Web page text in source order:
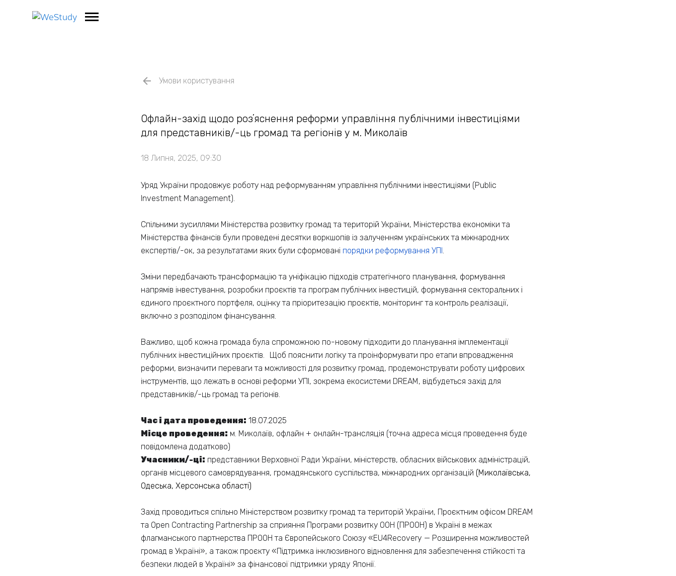
Умови користування
Офлайн-захід щодо розʼяснення реформи управління публічними інвестиціями
для представників/-ць громад та регіонів у м. Миколаїв
18 Липня, 2025, 09:30
Уряд України продовжує роботу над реформуванням управління публічними інвестиціями (Public
Investment Management).
Спільними зусиллями Міністерства розвитку громад та територій України, Міністерства економіки та
Міністерства фінансів були проведені десятки воркшопів із залученням українських та міжнародних
експертів/-ок, за результатами яких були сформовані порядки реформування УПІ.
Зміни передбачають трансформацію та уніфікацію підходів стратегічного планування, формування
напрямів інвестування, розробки проєктів та програм публічних інвестицій, формування секторальних і
єдиного проєктного портфеля, оцінку та пріоритезацію проєктів, моніторинг та контроль реалізації,
включно з розподілом фінансування.
Важливо, щоб кожна громада була спроможною по-новому підходити до планування імплементації
публічних інвестиційних проєктів. Щоб пояснити логіку та проінформувати про етапи впровадження
реформи, визначити переваги та можливості для розвитку громад, продемонструвати роботу цифрових
інструментів, що лежать в основі реформи УПІ, зокрема екосистеми DREAM, відбудеться захід для
представників/-ць громад та регіонів.
Час і дата проведення: 18.07.2025
Місце проведення: м. Миколаїв, офлайн + онлайн-трансляція (точна адреса місця проведення буде
повідомлена додатково)
Учасники/-ці: представники Верховної Ради України, міністерств, обласних військових адміністрацій,
органів місцевого самоврядування, громадянського суспільства, міжнародних організацій (Миколаївська,
Одеська, Херсонська області)
Захід проводиться спільно Міністерством розвитку громад та територій України, Проєктним офісом DREAM
та Open Contracting Partnership за сприяння Програми розвитку ООН (ПРООН) в Україні в межах
флагманського партнерства ПРООН та Європейського Союзу «EU4Recovery — Розширення можливостей
громад в Україні», а також проєкту «Підтримка інклюзивного відновлення для забезпечення стійкості та
безпеки людей в Україні» за фінансової підтримки уряду Японії.